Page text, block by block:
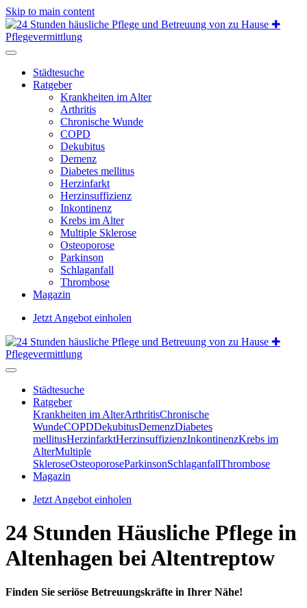
Skip to main content
Städtesuche
Ratgeber
Krankheiten im Alter
Arthritis
Chronische Wunde
COPD
Dekubitus
Demenz
Diabetes mellitus
Herzinfarkt
Herzinsuffizienz
Inkontinenz
Krebs im Alter
Multiple Sklerose
Osteoporose
Parkinson
Schlaganfall
Thrombose
Magazin
Jetzt Angebot einholen
Städtesuche
Ratgeber
Krankheiten im AlterArthritisChronische
WundeCOPDDekubitusDemenzDiabetes
mellitusHerzinfarktHerzinsuffizienzInkontinenzKrebs im
AlterMultiple
SkleroseOsteoporoseParkinsonSchlaganfallThrombose
Magazin
Jetzt Angebot einholen
24 Stunden Häusliche Pflege in
Altenhagen bei Altentreptow
Finden Sie seriöse Betreuungskräfte in Ihrer Nähe!